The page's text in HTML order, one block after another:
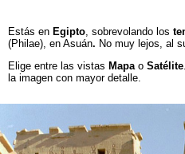
Estás en Egipto, sobrevolando los
(Philae), en Asuán. No muy lejos, al
Elige entre las vistas Mapao Satélite
la imagen con mayor detalle.